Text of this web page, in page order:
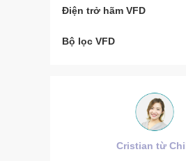
Điện trở hãm VFD
Bộ lọc VFD
Brahim